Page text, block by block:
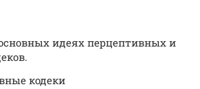
идеях перцептивных и
кодеки